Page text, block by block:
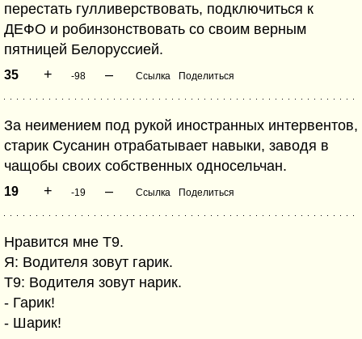
перестать гулливерствовать, подключиться к
ДЕФО и робинзонствовать со своим верным
пятницей Белоруссией.
35 + -98 – Ссылка Поделиться
За неимением под рукой иностранных интервентов,
старик Сусанин отрабатывает навыки, заводя в
чащобы своих собственных односельчан.
19 + -19 – Ссылка Поделиться
Нравится мне Т9.
Я: Водителя зовут гарик.
Т9: Водителя зовут нарик.
- Гарик!
- Шарик!